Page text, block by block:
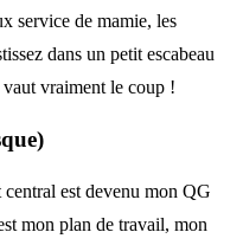
service de mamie, les
dans un petit escabeau
vraiment le coup !
central est devenu mon QG
mon plan de travail, mon